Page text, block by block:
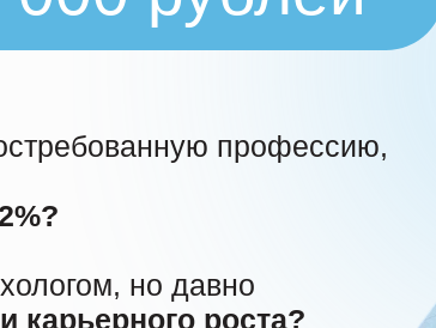
профессию,
но давно
карьерного роста?